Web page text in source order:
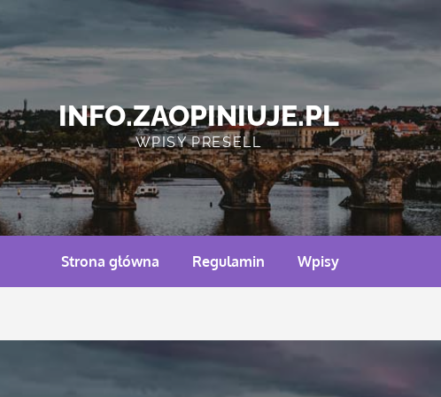
INFO.ZAOPINIUJE.PL
WPISY PRESELL
Strona główna Regulamin Wpisy